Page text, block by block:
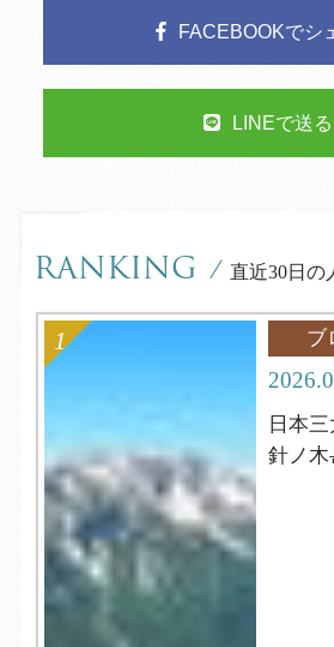
FACEBOOKでシ
LINEで送る
RANKING / 直近30日の
ブ
日本
針ノ木